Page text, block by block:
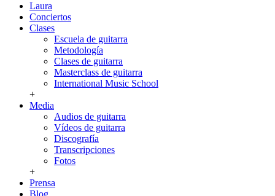
Laura
Conciertos
Clases
Escuela de guitarra
Metodología
Clases de guitarra
Masterclass de guitarra
International Music School
+
Media
Audios de guitarra
Vídeos de guitarra
Discografía
Transcripciones
Fotos
+
Prensa
Blog